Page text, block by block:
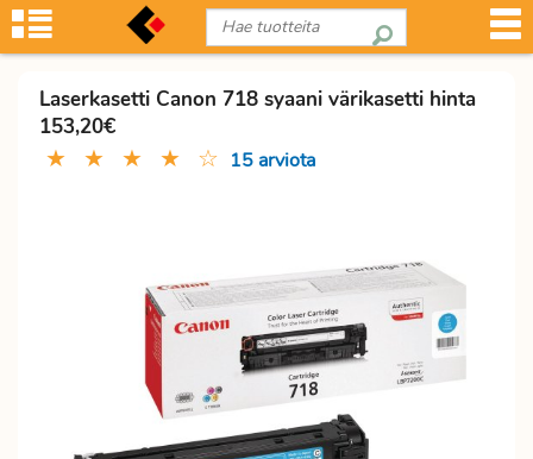
Laserkasetti Canon 718 syaani värikasetti hinta
153,20€
★ ★ ★ ★ ☆ 15 arviota